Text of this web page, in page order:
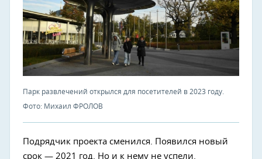
Парк развлечений открылся для посетителей в 2023 году.
Фото: Михаил ФРОЛОВ
Подрядчик проекта сменился. Появился новый
срок — 2021 год. Но и к нему не успели.